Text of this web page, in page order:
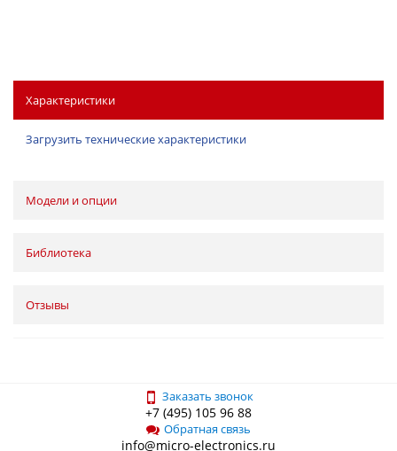
Характеристики
Загрузить технические характеристики
Модели и опции
Библиотека
Отзывы
Заказать звонок
+7 (495) 105 96 88
Обратная связь
info@micro-electronics.ru